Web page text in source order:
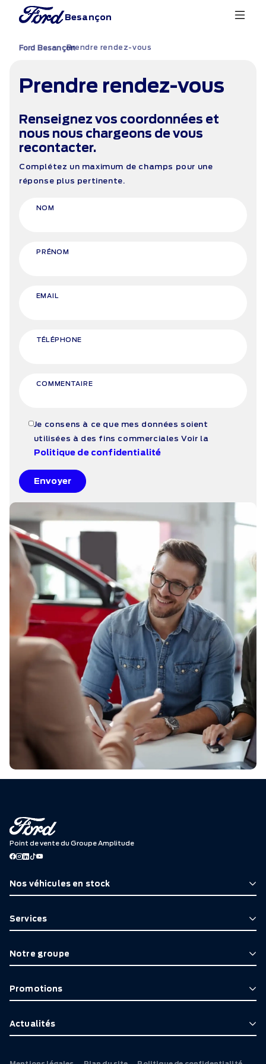
Besançon
Ford Besançon
›
Prendre rendez-vous
Prendre rendez-vous
Renseignez vos coordonnées et
nous nous chargeons de vous
recontacter.
Complétez un maximum de champs pour une
réponse plus pertinente.
NOM
PRÉNOM
EMAIL
TÉLÉPHONE
COMMENTAIRE
Je consens à ce que mes données soient
utilisées à des fins commerciales Voir la
Politique de confidentialité
Envoyer
Point de vente du Groupe Amplitude
Nos véhicules en stock
Services
Notre groupe
Promotions
Actualités